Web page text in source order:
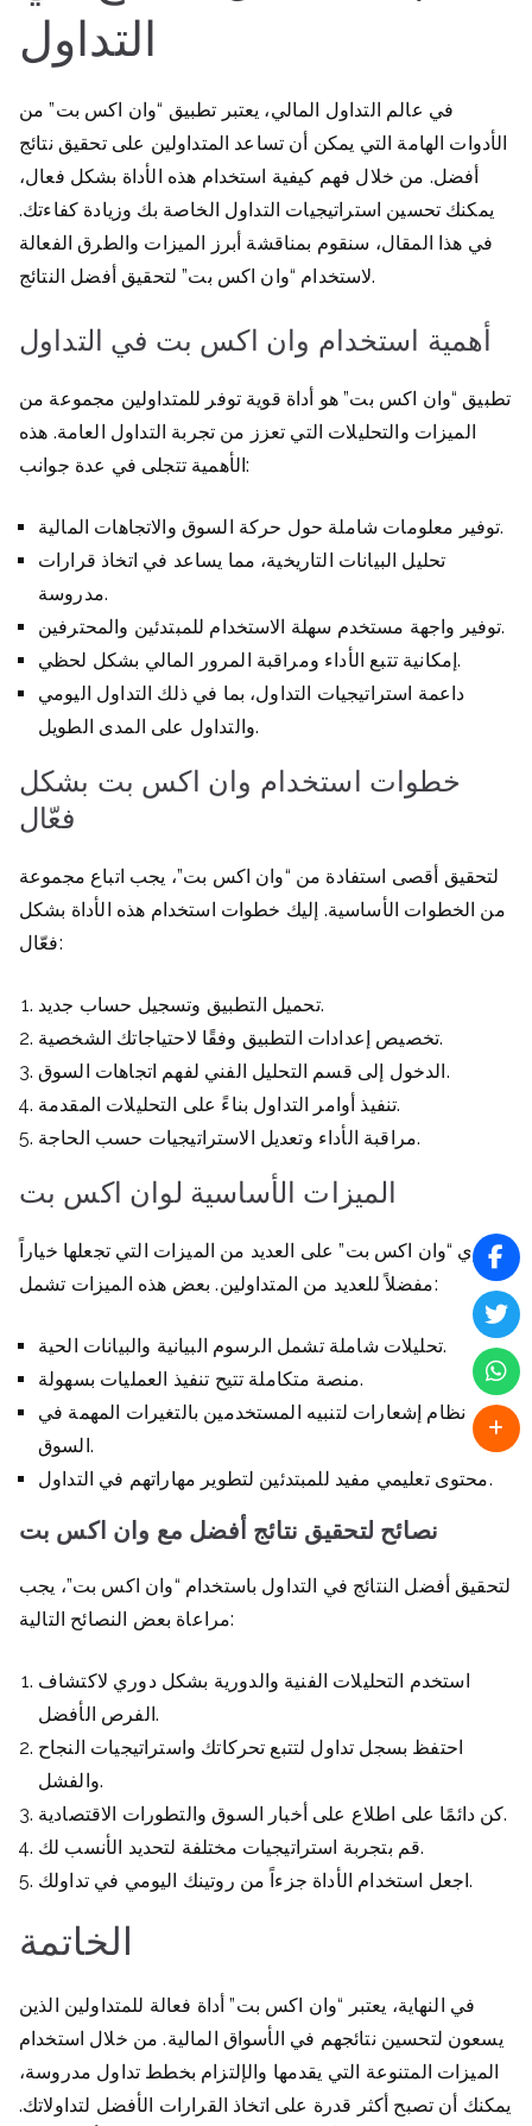
التداول
في عالم التداول المالي، يعتبر تطبيق “وان اكس بت” من
الأدوات الهامة التي يمكن أن تساعد المتداولين على تحقيق نتائج
أفضل. من خلال فهم كيفية استخدام هذه الأداة بشكل فعال،
يمكنك تحسين استراتيجيات التداول الخاصة بك وزيادة كفاءتك.
في هذا المقال، سنقوم بمناقشة أبرز الميزات والطرق الفعالة
لاستخدام “وان اكس بت” لتحقيق أفضل النتائج.
أهمية استخدام وان اكس بت في التداول
تطبيق “وان اكس بت” هو أداة قوية توفر للمتداولين مجموعة من
الميزات والتحليلات التي تعزز من تجربة التداول العامة. هذه
الأهمية تتجلى في عدة جوانب:
توفير معلومات شاملة حول حركة السوق والاتجاهات المالية.
تحليل البيانات التاريخية، مما يساعد في اتخاذ قرارات
مدروسة.
توفير واجهة مستخدم سهلة الاستخدام للمبتدئين والمحترفين.
إمكانية تتبع الأداء ومراقبة المرور المالي بشكل لحظي.
داعمة استراتيجيات التداول، بما في ذلك التداول اليومي
والتداول على المدى الطويل.
خطوات استخدام وان اكس بت بشكل
فعّال
لتحقيق أقصى استفادة من “وان اكس بت”، يجب اتباع مجموعة
من الخطوات الأساسية. إليك خطوات استخدام هذه الأداة بشكل
فعّال:
تحميل التطبيق وتسجيل حساب جديد.
تخصيص إعدادات التطبيق وفقًا لاحتياجاتك الشخصية.
الدخول إلى قسم التحليل الفني لفهم اتجاهات السوق.
تنفيذ أوامر التداول بناءً على التحليلات المقدمة.
مراقبة الأداء وتعديل الاستراتيجيات حسب الحاجة.
الميزات الأساسية لوان اكس بت
تحتوي “وان اكس بت” على العديد من الميزات التي تجعلها خياراً
مفضلاً للعديد من المتداولين. بعض هذه الميزات تشمل:
تحليلات شاملة تشمل الرسوم البيانية والبيانات الحية.
منصة متكاملة تتيح تنفيذ العمليات بسهولة.
نظام إشعارات لتنبيه المستخدمين بالتغيرات المهمة في
السوق.
محتوى تعليمي مفيد للمبتدئين لتطوير مهاراتهم في التداول.
نصائح لتحقيق نتائج أفضل مع وان اكس بت
لتحقيق أفضل النتائج في التداول باستخدام “وان اكس بت”، يجب
مراعاة بعض النصائح التالية:
استخدم التحليلات الفنية والدورية بشكل دوري لاكتشاف
الفرص الأفضل.
احتفظ بسجل تداول لتتبع تحركاتك واستراتيجيات النجاح
والفشل.
كن دائمًا على اطلاع على أخبار السوق والتطورات الاقتصادية.
قم بتجربة استراتيجيات مختلفة لتحديد الأنسب لك.
اجعل استخدام الأداة جزءاً من روتينك اليومي في تداولك.
الخاتمة
في النهاية، يعتبر “وان اكس بت” أداة فعالة للمتداولين الذين
يسعون لتحسين نتائجهم في الأسواق المالية. من خلال استخدام
الميزات المتنوعة التي يقدمها والإلتزام بخطط تداول مدروسة،
يمكنك أن تصبح أكثر قدرة على اتخاذ القرارات الأفضل لتداولاتك.